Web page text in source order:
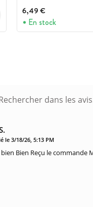
6,49 €
En stock
le 3/18/26, 5:13 PM
bien Bien Reçu le commande